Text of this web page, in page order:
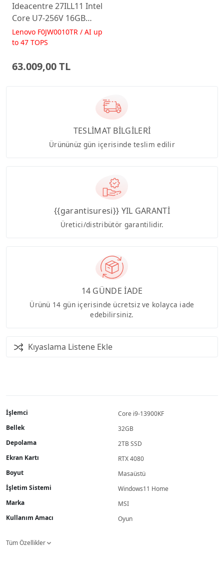
Ideacentre 27ILL11 Intel
Core U7-256V 16GB
512GB 27 FHD FreeDos
Beyaz AI-Powered AIO
Lenovo F0JW0010TR / AI up
to 47 TOPS
63.009,00 TL
TESLİMAT BİLGİLERİ
Ürününüz gün içerisinde teslim edilir
{{garantisuresi}} YIL GARANTİ
Üretici/distribütör garantilidir.
14 GÜNDE İADE
Ürünü 14 gün içerisinde ücretsiz ve kolayca iade
edebilirsiniz.
Kıyaslama Listene Ekle
İşlemci
Core i9-13900KF
Bellek
32GB
Depolama
2TB SSD
Ekran Kartı
RTX 4080
Boyut
Masaüstü
İşletim Sistemi
Windows11 Home
Marka
MSI
Kullanım Amacı
Oyun
Tüm Özellikler